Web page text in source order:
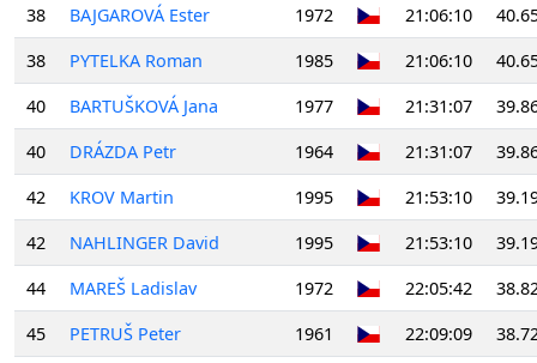
38
BAJGAROVÁ Ester 1972 21:06:10
38
PYTELKA Roman 1985 21:06:10
40
BARTUŠKOVÁ Jana 1977 21:31:07
40
DRÁZDA Petr 1964 21:31:07
42
KROV Martin 1995 21:53:10
42
NAHLINGER David 1995 21:53:10
44
MAREŠ Ladislav 1972 22:05:42
45
PETRUŠ Peter 1961 22:09:09